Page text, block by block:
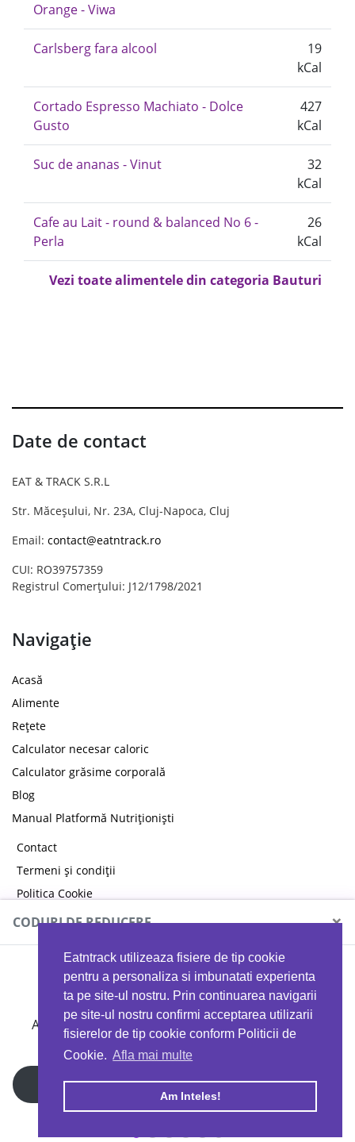
Eatntrack utilizeaza fisiere de tip cookie
pentru a personaliza si imbunatati experienta
ta pe site-ul nostru. Prin continuarea navigarii
pe site-ul nostru confirmi acceptarea utilizarii
fisierelor de tip cookie conform Politicii de
Cookie. Afla mai multe
Am Inteles!
Orange - Viwa
Carlsberg fara alcool
19
kCal
Cortado Espresso Machiato - Dolce
Gusto
427
kCal
Suc de ananas - Vinut
32
kCal
Cafe au Lait - round & balanced No 6 -
Perla
26
kCal
Vezi toate alimentele din categoria Bauturi
Date de contact
EAT & TRACK S.R.L
Str. Măceșului, Nr. 23A, Cluj-Napoca, Cluj
Email: contact@eatntrack.ro
CUI: RO39757359
Registrul Comerțului: J12/1798/2021
Navigație
Acasă
Alimente
Rețete
Calculator necesar caloric
Calculator grăsime corporală
Blog
Manual Platformă Nutriționiști
Contact
Termeni și condiții
Politica Cookie
Politica de confidențialitate
Copyright © 2026 EAT & TRACK S.R.L
CODURI DE REDUCERE ×
MYPROTEIN
Ai 40%reducere la orice comandă folosind codul
EATTRACK
Profită acum